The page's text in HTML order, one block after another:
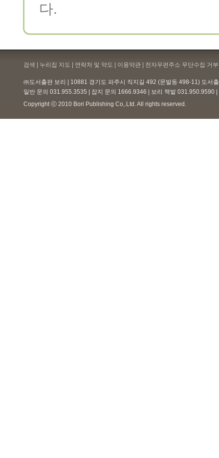
다.
검색 | 누리집 지도 | 연락처 및 약도 | 이용약관 | 전자우편주소 무단수집 거
㈜도서출판 보리 | 10881 경기도 파주시 직지길 492 (문발동 498-11) 도서
일반 문의 031.955.3535 | 잡지 문의 1666.9346 | 보리 책밭 031.950.9590
Copyright ⓒ 2010 Bori Publishing Co,.Ltd. All rights reserved.